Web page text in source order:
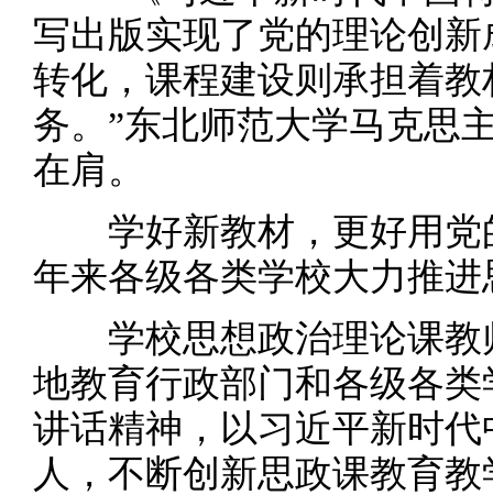
写出版实现了党的理论创
转化，课程建设则承担着
务。”东北师范大学马克思
在肩。
学好新教材，更好用党
年来各级各类学校大力推
学校思想政治理论课教
地教育行政部门和各级各
讲话精神，以习近平新时
人，不断创新思政课教育